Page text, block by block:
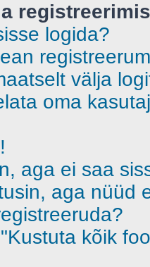
logida?
välja
oma
aga ei saa
aga nüüd
kõik